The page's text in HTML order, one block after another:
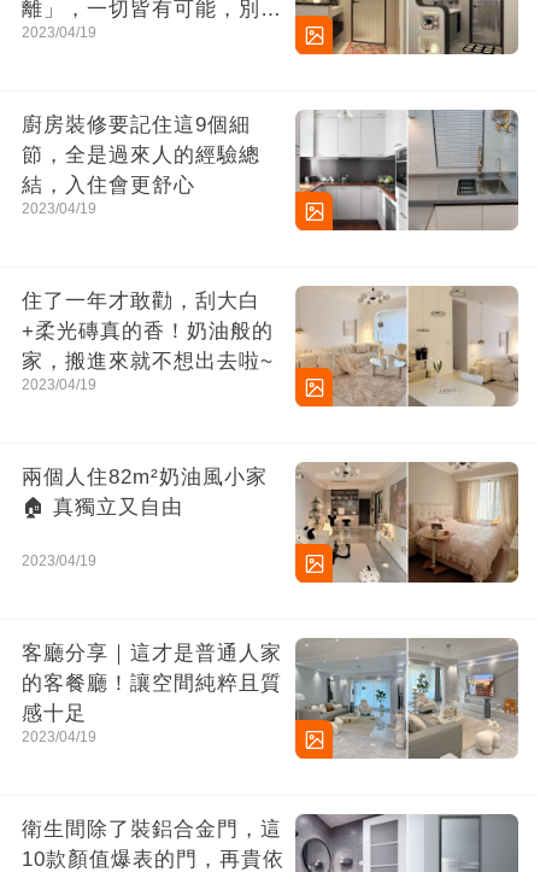
離」，一切皆有可能，別太
小瞧它了
2023/04/19
廚房裝修要記住這9個細
節，全是過來人的經驗總
結，入住會更舒心
2023/04/19
住了一年才敢勸，刮大白
+柔光磚真的香！奶油般的
家，搬進來就不想出去啦~
2023/04/19
兩個人住82m²奶油風小家
🏠 真獨立又自由
2023/04/19
客廳分享｜這才是普通人家
的客餐廳！讓空間純粹且質
感十足
2023/04/19
衛生間除了裝鋁合金門，這
10款顏值爆表的門，再貴依